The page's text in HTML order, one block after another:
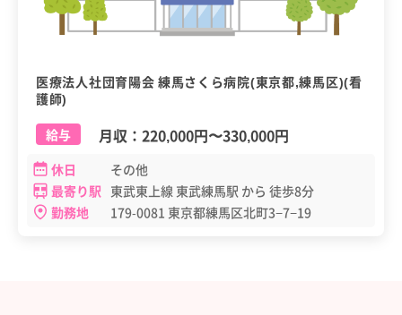
医療法人社団育陽会 練馬さくら病院(東京都,練馬区)(看
護師)
給与
月収： 220,000円〜330,000円
休日
その他
最寄り駅 東武東上線 東武練馬駅 から 徒歩8分
勤務地
179-0081 東京都練馬区北町3−7−19